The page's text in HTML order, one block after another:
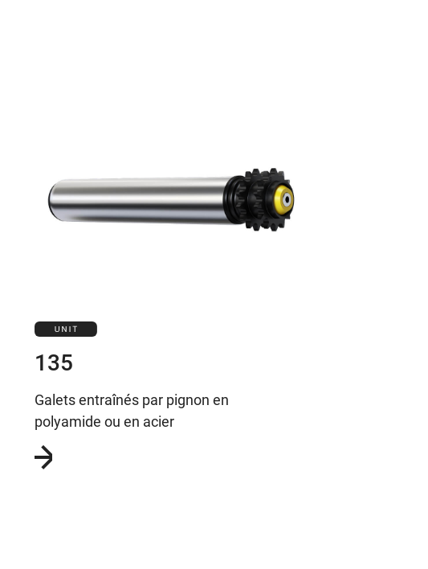
135
Galets entraînés par pignon en
polyamide ou en acier